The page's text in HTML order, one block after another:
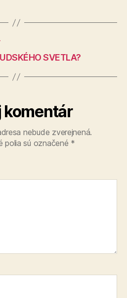
SVETLA?
komentár
nebude zverejnená.
polia sú označené *